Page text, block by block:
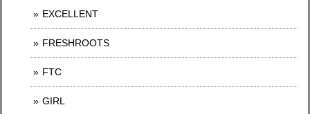
EXCELLENT
FRESHROOTS
FTC
GIRL